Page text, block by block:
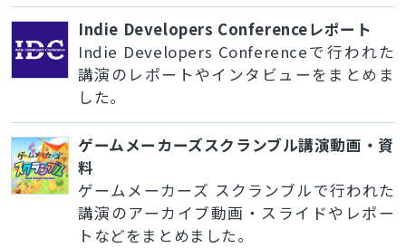
Indie Developers Conferenceレポート
Indie Developers Conferenceで行われた
講演のレポートやインタビューをまとめま
した。
ゲームメーカーズスクランブル講演動画・資
料
ゲームメーカーズ スクランブルで行われた
講演のアーカイブ動画・スライドやレポー
トなどをまとめました。